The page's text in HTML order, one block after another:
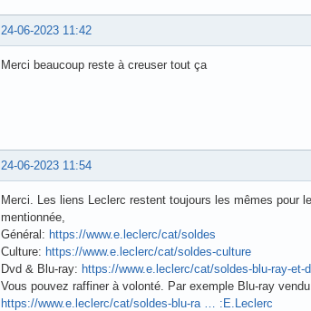
24-06-2023 11:42
Merci beaucoup reste à creuser tout ça
24-06-2023 11:54
Merci. Les liens Leclerc restent toujours les mêmes pour
mentionnée,
Général: https://www.e.leclerc/cat/soldes
Culture: https://www.e.leclerc/cat/soldes-culture
Dvd & Blu-ray: https://www.e.leclerc/cat/soldes-blu-ray-et-
Vous pouvez raffiner à volonté. Par exemple Blu-ray
https://www.e.leclerc/cat/soldes-blu-ra … :E.Leclerc